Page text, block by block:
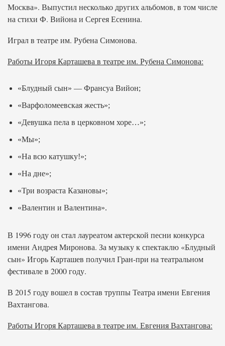
Москва». Выпустил несколько других альбомов, в том числе
на стихи Ф. Вийона и Сергея Есенина.
Играл в театре им. Рубена Симонова.
Работы Игоря Карташева в театре им. Рубена Симонова:
«Блудный сын» — Франсуа Вийон;
«Варфоломеевская жесть»;
«Девушка пела в церковном хоре…»;
«Мы»;
«На всю катушку!»;
«На дне»;
«Три возраста Казановы»;
«Валентин и Валентина».
В 1996 году он стал лауреатом актерской песни конкурса
имени Андрея Миронова. За музыку к спектаклю «Блудный
сын» Игорь Карташев получил Гран-при на театральном
фестивале в 2000 году.
В 2015 году вошел в состав труппы Театра имени Евгения
Вахтангова.
Работы Игоря Карташева в театре им. Евгения Вахтангова: